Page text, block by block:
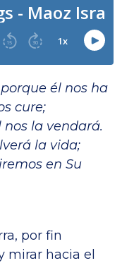
él nos ha
cure;
la vendará.
la vida;
en Su
por fin
mirar hacia el